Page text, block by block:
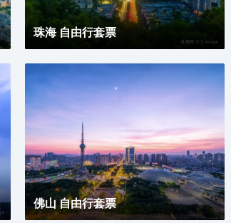
珠海 自由行套票
佛山 自由行套票